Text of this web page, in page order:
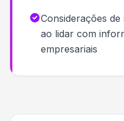
Considerações
ao lidar com
empresariais